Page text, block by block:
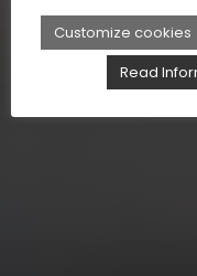
Customize cookies
Read